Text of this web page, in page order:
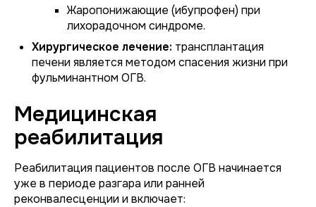
Жаропонижающие (ибупрофен) при
лихорадочном синдроме.
Хирургическое лечение: трансплантация
печени является методом спасения жизни при
фульминантном ОГВ.
Медицинская
реабилитация
Реабилитация пациентов после ОГВ начинается
уже в периоде разгара или ранней
реконвалесценции и включает: